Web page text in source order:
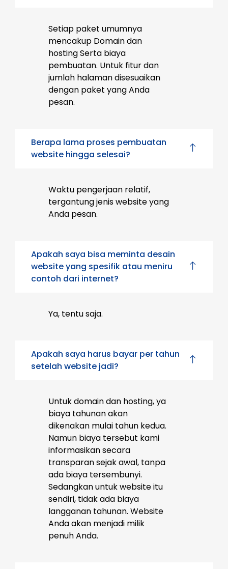
Setiap paket umumnya
mencakup Domain dan
hosting Serta biaya
pembuatan. Untuk fitur dan
jumlah halaman disesuaikan
dengan paket yang Anda
pesan.
Berapa lama proses pembuatan
website hingga selesai?
Waktu pengerjaan relatif,
tergantung jenis website yang
Anda pesan.
Apakah saya bisa meminta desain
website yang spesifik atau meniru
contoh dari internet?
Ya, tentu saja.
Apakah saya harus bayar per tahun
setelah website jadi?
Untuk domain dan hosting, ya
biaya tahunan akan
dikenakan mulai tahun kedua.
Namun biaya tersebut kami
informasikan secara
transparan sejak awal, tanpa
ada biaya tersembunyi.
Sedangkan untuk website itu
sendiri, tidak ada biaya
langganan tahunan. Website
Anda akan menjadi milik
penuh Anda.